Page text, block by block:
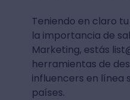
Teniendo en claro
la importancia de
Marketing, estás
herramientas de
influencers en línea
países.